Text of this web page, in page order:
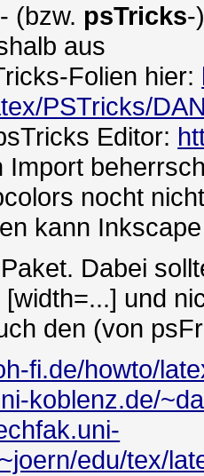
(bzw. psTricks-
aus
Folien hier:
PSTricks/
Editor:
Import
nocht
kann
Dabei
und
den (von
fi.de/howto/
koblenz.de/
edu/tex/